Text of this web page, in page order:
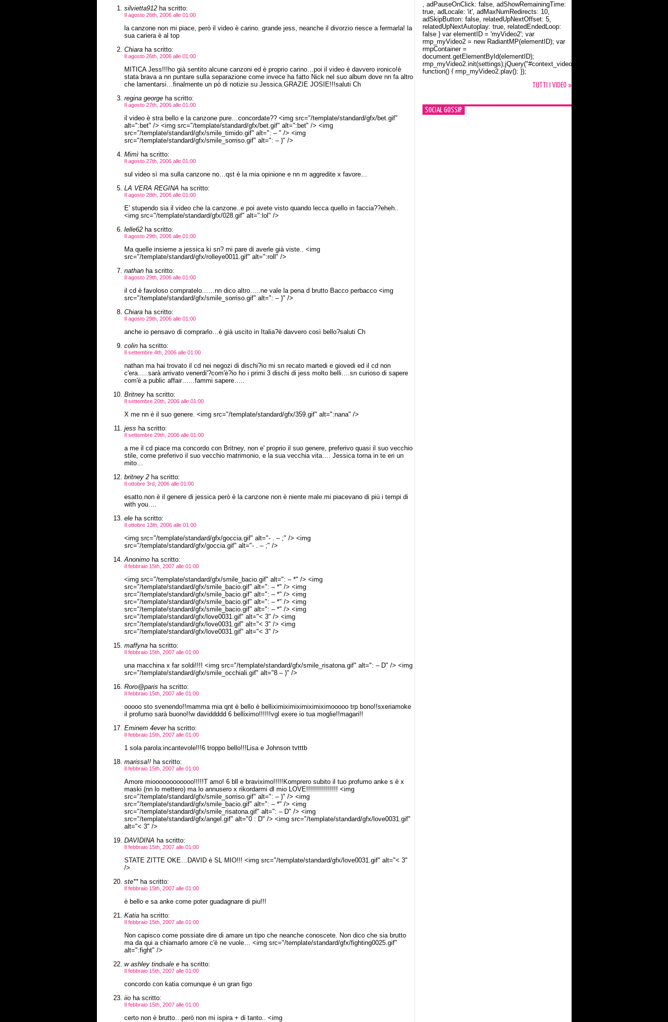
silvietta912ha scritto:
Il agosto 26th, 2006 alle 01:00
la canzone non mi piace, però il video è carino. grande jess, neanche il divorzio riesce a fermarla! la
sua cariera è al top
Chiaraha scritto:
Il agosto 26th, 2006 alle 01:00
MITICA Jess!!!ho già sentito alcune canzoni ed è proprio carino…poi il video è davvero ironico!è
stata brava a nn puntare sulla separazione come invece ha fatto Nick nel suo album dove nn fa altro
che lamentarsi…finalmente un pò di notizie su Jessica.GRAZIE JOSIE!!!saluti Ch
regina georgeha scritto:
Il agosto 27th, 2006 alle 01:00
il video è stra bello e la canzone pure…concordate?? <img src="/template/standard/gfx/bet.gif"
alt=":bet" /> <img src="/template/standard/gfx/bet.gif" alt=":bet" /> <img
src="/template/standard/gfx/smile_timido.gif" alt=": – " /> <img
src="/template/standard/gfx/smile_sorriso.gif" alt=": – )" />
Mimì ha scritto:
Il agosto 27th, 2006 alle 01:00
sul video sì ma sulla canzone no…qst è la mia opinione e nn m aggredite x favore…
LA VERA REGINA ha scritto:
Il agosto 28th, 2006 alle 01:00
E' stupendo sia il video che la canzone..e poi avete visto quando lecca quello in faccia??eheh..
<img src="/template/standard/gfx/028.gif" alt=":lol" />
lelle62ha scritto:
Il agosto 29th, 2006 alle 01:00
Ma quelle insieme a jessica ki sn? mi pare di averle già viste.. <img
src="/template/standard/gfx/rolleye0011.gif" alt=":roll" />
nathanha scritto:
Il agosto 29th, 2006 alle 01:00
il cd è favoloso compratelo……nn dico altro…..ne vale la pena d brutto Bacco perbacco <img
src="/template/standard/gfx/smile_sorriso.gif" alt=": – )" />
Chiaraha scritto:
Il agosto 29th, 2006 alle 01:00
anche io pensavo di comprarlo…è già uscito in Italia?è davvero così bello?saluti Ch
colinha scritto:
Il settembre 4th, 2006 alle 01:00
nathan ma hai trovato il cd nei negozi di dischi?io mi sn recato martedi e giovedi ed il cd non
c'era…..sarà arrivato venerdi'?com'è?io ho i primi 3 dischi di jess molto belli….sn curioso di sapere
com'è a public affair……fammi sapere…..
Britneyha scritto:
Il settembre 20th, 2006 alle 01:00
X me nn è il suo genere. <img src="/template/standard/gfx/359.gif" alt=":nana" />
jess ha scritto:
Il settembre 29th, 2006 alle 01:00
a me il cd piace ma concordo con Britney, non e' proprio il suo genere, preferivo quasi il suo vecchio
stile, come preferivo il suo vecchio matrimonio, e la sua vecchia vita…. Jessica torna in te eri un
mito…
britney 2ha scritto:
Il ottobre 3rd, 2006 alle 01:00
esatto.non è il genere di jessica però è la canzone non è niente male.mi piacevano di più i tempi di
with you….
eleha scritto:
Il ottobre 13th, 2006 alle 01:00
<img src="/template/standard/gfx/goccia.gif" alt="- . – ;" /> <img
src="/template/standard/gfx/goccia.gif" alt="- . – ;" />
Anonimoha scritto:
Il febbraio 15th, 2007 alle 01:00
<img src="/template/standard/gfx/smile_bacio.gif" alt=": – *" /> <img
src="/template/standard/gfx/smile_bacio.gif" alt=": – *" /> <img
src="/template/standard/gfx/smile_bacio.gif" alt=": – *" /> <img
src="/template/standard/gfx/smile_bacio.gif" alt=": – *" /> <img
src="/template/standard/gfx/smile_bacio.gif" alt=": – *" /> <img
src="/template/standard/gfx/love0031.gif" alt="< 3" /> <img
src="/template/standard/gfx/love0031.gif" alt="< 3" /> <img
src="/template/standard/gfx/love0031.gif" alt="< 3" />
maffynaha scritto:
Il febbraio 15th, 2007 alle 01:00
una macchina x far soldi!!!! <img src="/template/standard/gfx/smile_risatona.gif" alt=": – D" /> <img
src="/template/standard/gfx/smile_occhiali.gif" alt="8 – )" />
Roro@paris ha scritto:
Il febbraio 15th, 2007 alle 01:00
ooooo sto svenendo!!mamma mia qnt è bello è belliximiximiximiximiximooooo trp bono!!sxeriamoke
il profumo sarà buono!!w daviddddd 6 belliximo!!!!!!vgl exere io tua moglie!!magari!!
Eminem 4everha scritto:
Il febbraio 15th, 2007 alle 01:00
1 sola parola:incantevole!!!6 troppo bello!!!Lisa e Johnson tvtttb
marissa!!ha scritto:
Il febbraio 15th, 2007 alle 01:00
Amore mioooooooooooo!!!!!T amo! 6 bll e braviximo!!!!!Komprero subito il tuo profumo anke s è x
maski (nn lo mettero) ma lo annusero x rikordarmi dl mio LOVE!!!!!!!!!!!!!!!! <img
src="/template/standard/gfx/smile_sorriso.gif" alt=": – )" /> <img
src="/template/standard/gfx/smile_bacio.gif" alt=": – *" /> <img
src="/template/standard/gfx/smile_risatona.gif" alt=": – D" /> <img
src="/template/standard/gfx/angel.gif" alt="0 : D" /> <img src="/template/standard/gfx/love0031.gif"
alt="< 3" />
DAVIDINA ha scritto:
Il febbraio 15th, 2007 alle 01:00
STATE ZITTE OKE…DAVID è SL MIO!!! <img src="/template/standard/gfx/love0031.gif" alt="< 3"
/>
ste**ha scritto:
Il febbraio 15th, 2007 alle 01:00
è bello e sa anke come poter guadagnare di piu!!!
Katiaha scritto:
Il febbraio 15th, 2007 alle 01:00
Non capisco come possiate dire di amare un tipo che neanche conoscete. Non dico che sia brutto
ma da qui a chiamarlo amore c'è ne vuole… <img src="/template/standard/gfx/fighting0025.gif"
alt=":fight" />
w ashley tindsale eha scritto:
Il febbraio 15th, 2007 alle 01:00
concordo con katia comunque è un gran figo
iioha scritto:
Il febbraio 15th, 2007 alle 01:00
certo non è brutto…però non mi ispira + di tanto.. <img
Orlando Bloom e la t-shirt dedicata a Flynn
, adPauseOnClick: false, adShowRemainingTime:
true, adLocale: 'it', adMaxNumRedirects: 10,
adSkipButton: false, relatedUpNextOffset: 5,
relatedUpNextAutoplay: true, relatedEndedLoop:
false } var elementID = 'myVideo2'; var
rmp_myVideo2 = new RadiantMP(elementID); var
rmpContainer =
document.getElementById(elementID);
rmp_myVideo2.init(settings);jQuery("#context_video2").one("mouseover",
function() { rmp_myVideo2.play(); });
TUTTI I VIDEO »
SOCIAL GOSSIP